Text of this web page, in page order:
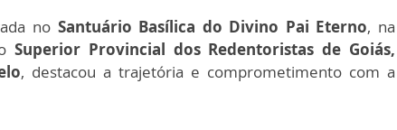
no Santuário Basílica do Divino Pai Eterno, na
Superior Provincial dos Redentoristas de Goiás,
, destacou a trajetória e comprometimento com a